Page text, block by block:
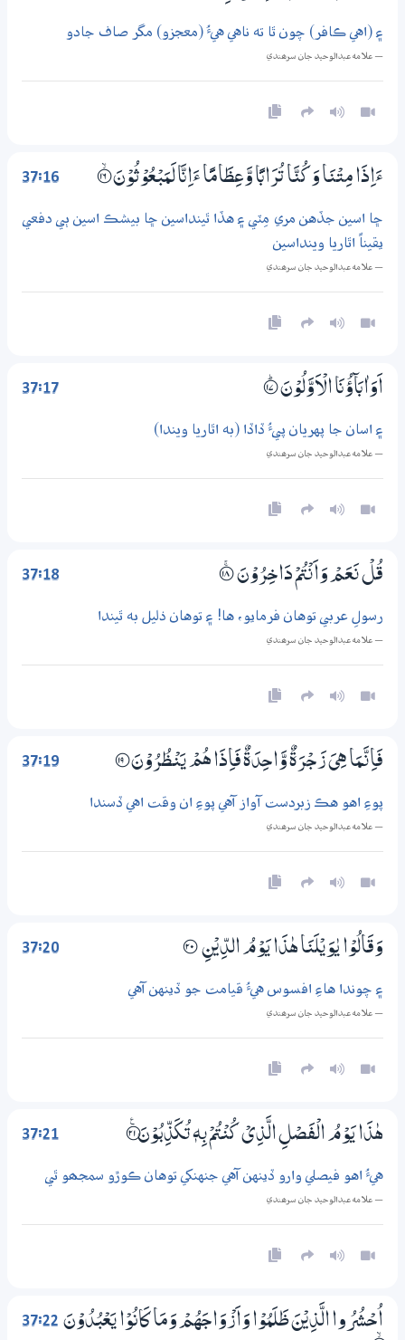
۽ (اهي ڪافر) چون ٿا ته ناهي هيءُ (معجزو) مگر صاف جادو
— علامه عبدالوحيد جان سرھندي
37:16 ءَاِذَا مِتْنَا وَكُنَّا تُرَابًا وَّعِظَامًا ءَاِنَّا لَمَبْعُوْثُوْنَ ؀ۙ16
ڇا اسين جڏهن مري مِٽي ۽ هڏا ٿينداسين ڇا بيشڪ اسين ٻي دفعي
يقيناً اٿاريا وينداسين
— علامه عبدالوحيد جان سرھندي
37:17 اَوَاٰبَاۗؤُنَا الْاَوَّلُوْنَ ؀ۭ17
۽ اسان جا پهريان پيءُ ڏاڏا (به اٿاريا ويندا)
— علامه عبدالوحيد جان سرھندي
37:18 قُلْ نَعَمْ وَاَنْتُمْ دَاخِرُوْنَ ؀ۚ18
رسولِ عربي توهان فرمايو، ها! ۽ توهان ذليل به ٿيندا
— علامه عبدالوحيد جان سرھندي
37:19 فَاِنَّـمَا هِىَ زَجْرَةٌ وَّاحِدَةٌ فَاِذَا هُمْ يَنْظُرُوْنَ ؀19
پوءِ اهو هڪ زبردست آواز آهي پوءِ ان وقت اهي ڏسندا
— علامه عبدالوحيد جان سرھندي
37:20 وَقَالُوْا يٰوَيْلَنَا ھٰذَا يَوْمُ الدِّيْنِ ؀20
۽ چوندا هاءِ افسوس هيءُ قيامت جو ڏينهن آهي
— علامه عبدالوحيد جان سرھندي
37:21 ھٰذَا يَوْمُ الْفَصْلِ الَّذِيْ كُنْتُمْ بِهٖ تُكَذِّبُوْنَ ؀ۧ21
هيءُ اهو فيصلي وارو ڏينهن آهي جنهنکي توهان ڪوڙو سمجھو ٿي
— علامه عبدالوحيد جان سرھندي
37:22 اُحْشُرُوا الَّذِيْنَ ظَلَمُوْا وَاَزْوَاجَهُمْ وَمَا كَانُوْا يَعْبُدُوْنَ